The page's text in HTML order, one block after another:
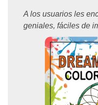
A los usuarios les
geniales, fáciles de